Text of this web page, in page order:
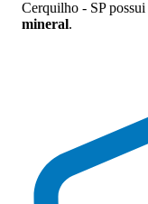
Cerquilho - SP possui
mineral.